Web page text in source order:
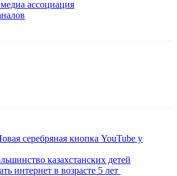
ассоциация
серебряная кнопка YouTube у
казахстанских детей
интернет в возрасте 5 лет